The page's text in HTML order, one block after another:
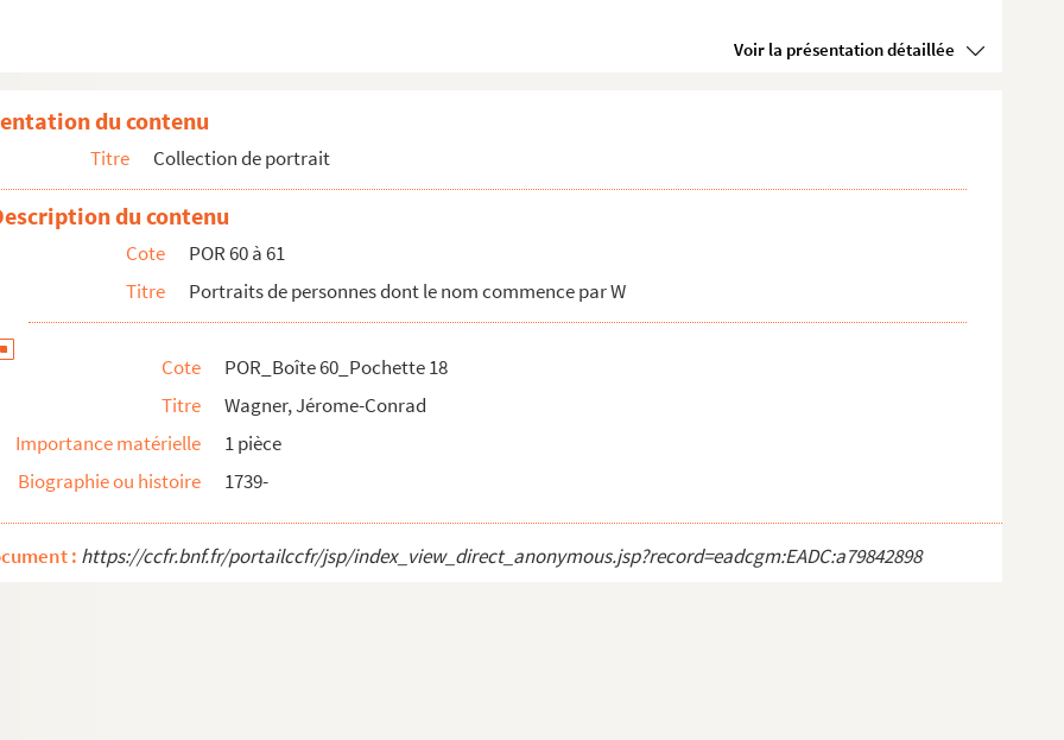
Voir la présentation détaillée
par v
de
Eusébe, comte de
du contenu
Titre Collection de portrait
du contenu
Cote
POR 60 à 61
Titre
Portraits de personnes dont le nom commence par W
Cote
POR_Boîte 60_Pochette 18
Titre
Wagner, Jérome-Conrad
Importance matérielle
1 pièce
Biographie ou histoire
1739-
: https://ccfr.bnf.fr/portailccfr/jsp/index_view_direct_anonymous.jsp?record=eadcgm:EADC:a79842898